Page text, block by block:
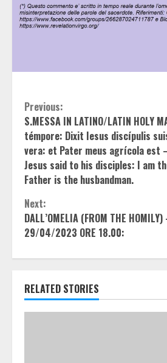
Continue
Reading
Previous:
S.MESSA IN LATINO/LATIN HOLY
témpore: Dixit Iesus discípulis
vera: et Pater meus agrícola est
Jesus said to his disciples: I am
Father is the husbandman.
Next:
DALL’OMELIA (FROM THE
29/04/2023 ORE 18.00:
RELATED STORIES